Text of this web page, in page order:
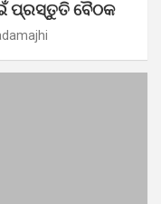
ପ୍ରସ୍ତୁତି ବୈଠକ